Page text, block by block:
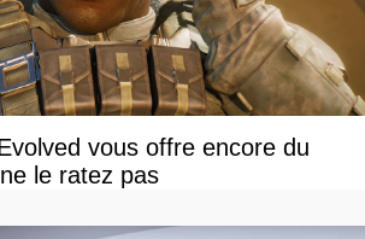
vous offre encore du
le ratez pas